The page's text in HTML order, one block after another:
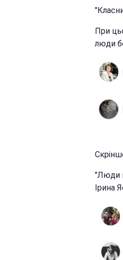
При
люди
"Люди
Ірина